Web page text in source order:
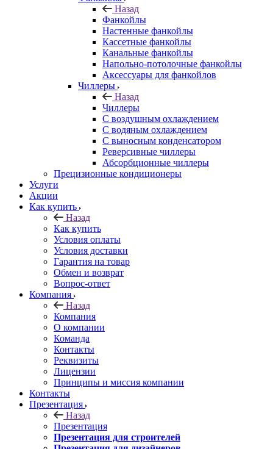
Назад
Фанкойлы
Настенные фанкойлы
Кассетные фанкойлы
Канальные фанкойлы
Напольно-потолочные фанкойлы
Аксессуары для фанкойлов
Чиллеры
Назад
Чиллеры
С воздушным охлаждением
С водяным охлаждением
С выносным конденсатором
Реверсивные чиллеры
Абсорбционные чиллеры
Прецизионные кондиционеры
Услуги
Акции
Как купить
Назад
Как купить
Условия оплаты
Условия доставки
Гарантия на товар
Обмен и возврат
Вопрос-ответ
Компания
Назад
Компания
О компании
Команда
Контакты
Реквизиты
Лицензии
Принципы и миссия компании
Контакты
Презентация
Назад
Презентация
Презентация для строителей